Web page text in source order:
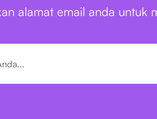
alamat email anda untuk